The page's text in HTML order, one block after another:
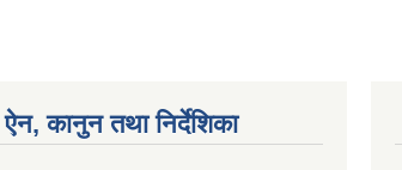
ऐन, कानुन तथा निर्देशिका